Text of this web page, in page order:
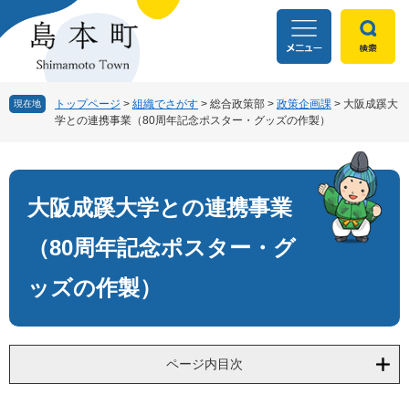
ー
ニ
本
現在地 トップページ > 組織でさがす > 総合政策部 > 政策企画課 > 大阪成蹊大
学との連携事業（80周年記念ポスター・グッズの作製）
文
大阪成蹊大学との連携事業
（80周年記念ポスター・グ
ッズの作製）
ページ内目次